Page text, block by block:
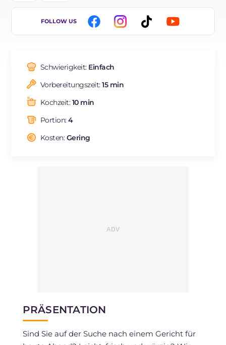
IT
FR
ES
NL
FOLLOW US
Schwierigkeit: Einfach
Vorbereitungszeit:15 min
Kochzeit:10 min
Portion:4
Kosten:Gering
PRÄSENTATION
Sind Sie auf der Suche nach einem Gericht für